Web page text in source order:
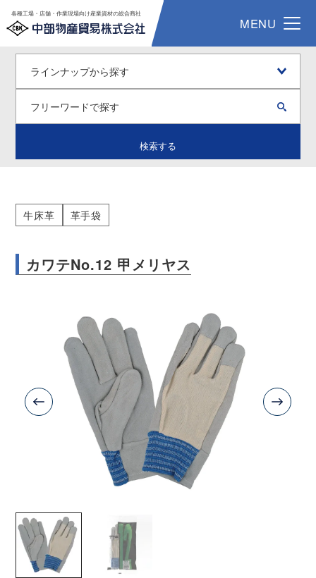
各種工場・店舗・作業現場向け産業資材の総合商社
MENU
検索する
牛床革 革手袋
カワテNo.12 甲メリヤス